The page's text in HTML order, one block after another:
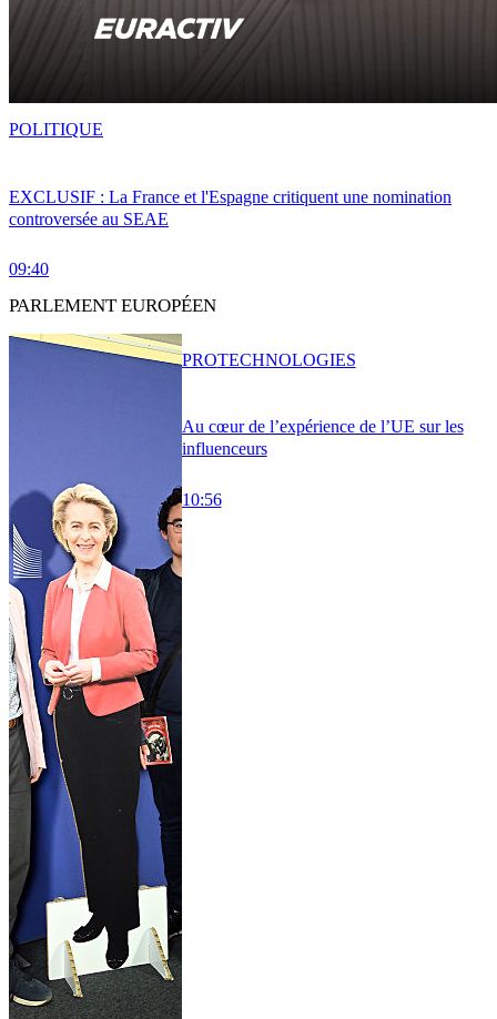
EXCLUSIF : La France et l'Espagne critiquent une nomination
controversée au SEAE
09:40
POLITIQUE
PARLEMENT EUROPÉEN
Au cœur de l’expérience de l’UE sur les
influenceurs
10:56
PROTECHNOLOGIES